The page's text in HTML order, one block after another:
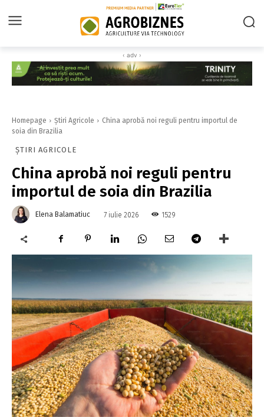
‹ adv ›
Homepage Știri Agricole
China aprobă noi reguli pentru importul de
soia din Brazilia
ȘTIRI AGRICOLE
China aprobă noi reguli pentru
importul de soia din Brazilia
Elena Balamatiuc 7 iulie 2026 1529